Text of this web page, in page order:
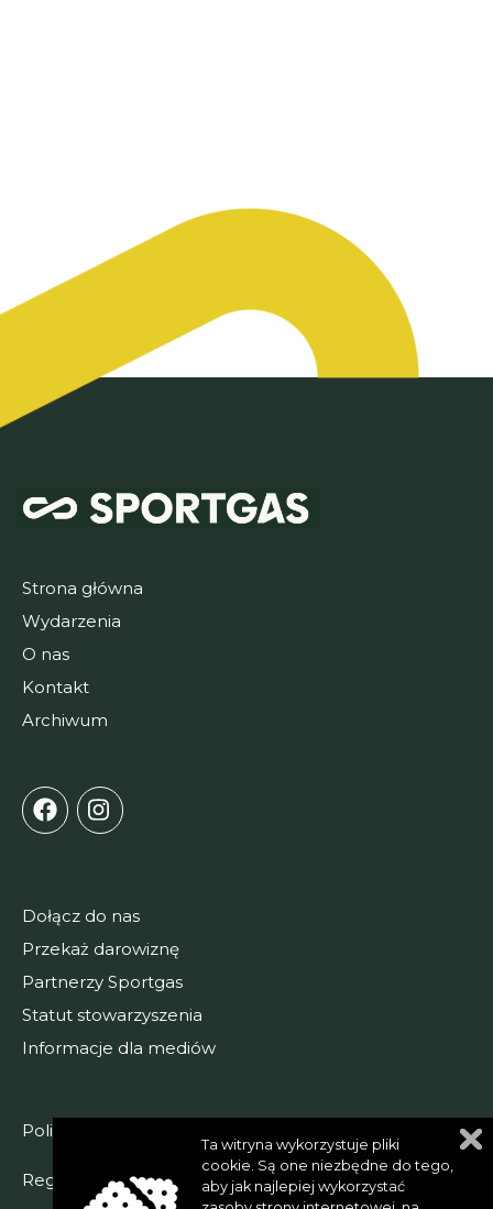
Strona główna
Wydarzenia
O nas
Kontakt
Archiwum
Dołącz do nas
Przekaż darowiznę
Partnerzy Sportgas
Statut stowarzyszenia
Informacje dla mediów
Polityka prywatności
Regulamin serwisu
Ta witryna wykorzystuje pliki
cookie. Są one niezbędne do tego,
aby jak najlepiej wykorzystać